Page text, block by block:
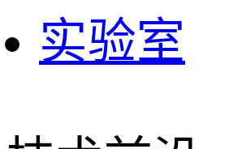
实验室